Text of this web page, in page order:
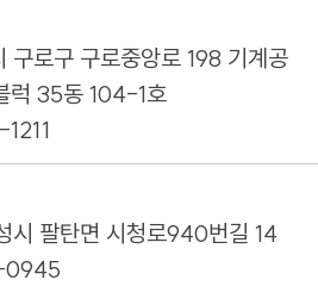
구로구 구로중앙로 198 기계공
럭 35동 104-1호
시 팔탄면 시청로940번길 14